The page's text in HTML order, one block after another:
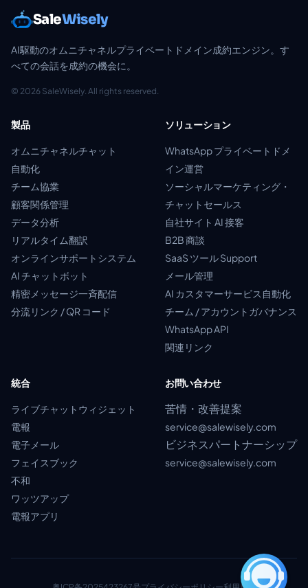
SaleWisely
AI駆動のオムニチャネルプライベートドメイン成約エンジン。す
べての会話を成約の機会に。
© 2026 SaleWisely. All rights reserved.
製品
オムニチャネルチャット
自動化
チーム協業
顧客関係管理
データ分析
リアルタイム翻訳
オンラインサポートシステム
AI チャットボット
精密メッセージ一斉配信
分流リンク / QR コード
ソリューション
WhatsApp プライベートドメ
イン運営
ソーシャルマーケティング・
チャットセールス
自社サイト AI 接客
B2B 商談
SaaS ツール Support
メール管理
AI カスタマーサービス自動化
チーム / アカウントガバナンス
WhatsApp API
関連リンク
統合
ライブチャットウィジェット
電報
電子メール
フェイスブック
不和
ワッツアップ
電報アプリ
お問い合わせ
苦情・改善提案
service@salewisely.com
ビジネスパートナーシップ
service@salewisely.com